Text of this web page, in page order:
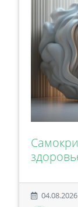
04.08.2026